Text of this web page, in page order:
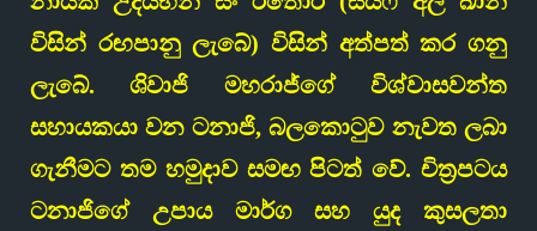
විසින් රඟපානු ලැබේ) විසින් අත්පත් කර ගනු
ලැබේ. ශිවාජි මහරාජ්ගේ විශ්වාසවන්ත
සහායකයා වන ටනාජි, බලකොටුව නැවත ලබා
ගැනීමට තම හමුදාව සමඟ පිටත් වේ. චිත්‍රපටය
ටනාජිගේ උපාය මාර්ග සහ යුද කුසලතා